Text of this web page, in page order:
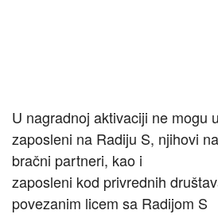
U nagradnoj aktivaciji ne mogu
zaposleni na Radiju S, njihovi
bračni partneri, kao i
zaposleni kod privrednih
povezanim licem sa Radijom S